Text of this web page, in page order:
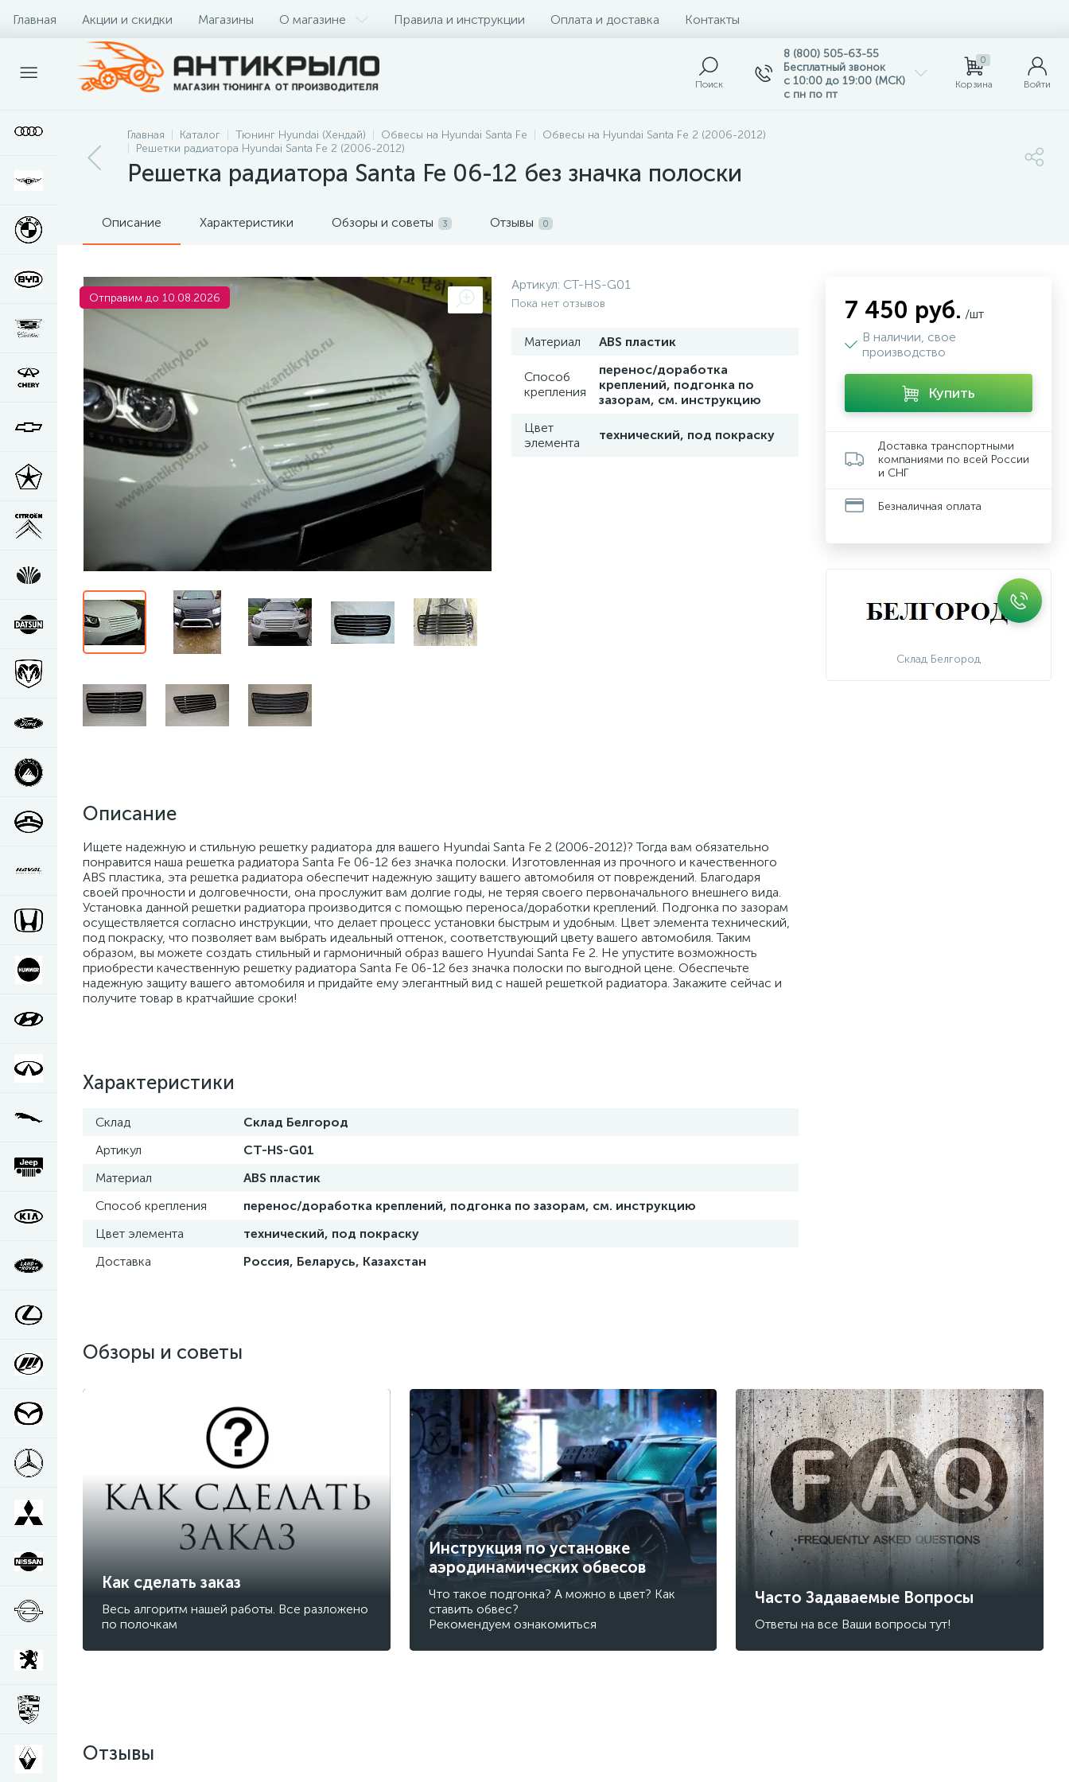
Главная Акции и скидки Магазины О магазине Правила и инструкции Оплата и доставка Контакты
Поиск
8 (800) 505-63-55
Бесплатный звонок
с 10:00 до 19:00 (МСК)
с пн по пт
0
Корзина Войти
Главная Каталог Тюнинг Hyundai (Хендай) Обвесы на Hyundai Santa Fe
Обвесы на Hyundai Santa Fe 2 (2006-2012)
Решетки радиатора Hyundai Santa Fe 2 (2006-2012)
Решетка радиатора Santa Fe 06-12 без значка полоски
Описание Характеристики Обзоры и советы 3 Отзывы 0
Отправим до 10.08.2026
Артикул: СТ-HS-G01
Пока нет отзывов
Материал ABS пластик
Способ
крепления
перенос/доработка
креплений, подгонка по
зазорам, см. инструкцию
Цвет
элемента
технический, под покраску
Описание
Ищете надежную и стильную решетку радиатора для вашего Hyundai Santa Fe 2 (2006-2012)? Тогда вам обязательно
понравится наша решетка радиатора Santa Fe 06-12 без значка полоски. Изготовленная из прочного и качественного
ABS пластика, эта решетка радиатора обеспечит надежную защиту вашего автомобиля от повреждений. Благодаря
своей прочности и долговечности, она прослужит вам долгие годы, не теряя своего первоначального внешнего вида.
Установка данной решетки радиатора производится с помощью переноса/доработки креплений. Подгонка по зазорам
осуществляется согласно инструкции, что делает процесс установки быстрым и удобным. Цвет элемента технический,
под покраску, что позволяет вам выбрать идеальный оттенок, соответствующий цвету вашего автомобиля. Таким
образом, вы можете создать стильный и гармоничный образ вашего Hyundai Santa Fe 2. Не упустите возможность
приобрести качественную решетку радиатора Santa Fe 06-12 без значка полоски по выгодной цене. Обеспечьте
надежную защиту вашего автомобиля и придайте ему элегантный вид с нашей решеткой радиатора. Закажите сейчас и
получите товар в кратчайшие сроки!
Характеристики
Склад
Склад Белгород
Артикул
СТ-HS-G01
Материал
ABS пластик
Способ крепления
перенос/доработка креплений, подгонка по зазорам, см. инструкцию
Цвет элемента
технический, под покраску
Доставка
Россия, Беларусь, Казахстан
7 450 руб. /шт
В наличии, свое
производство
Купить
Доставка транспортными
компаниями по всей России
и СНГ
Безналичная оплата
Склад Белгород
Обзоры и советы
Как сделать заказ
Весь алгоритм нашей работы. Все разложено
по полочкам
Инструкция по установке
аэродинамических обвесов
Что такое подгонка? А можно в цвет? Как
ставить обвес?
Рекомендуем ознакомиться
Часто Задаваемые Вопросы
Ответы на все Ваши вопросы тут!
Отзывы